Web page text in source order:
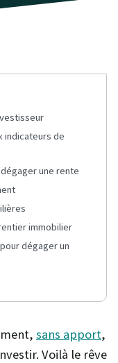
indicateurs de
une rente
immobilier
dégager un
sans apport,
Voilà le rêve